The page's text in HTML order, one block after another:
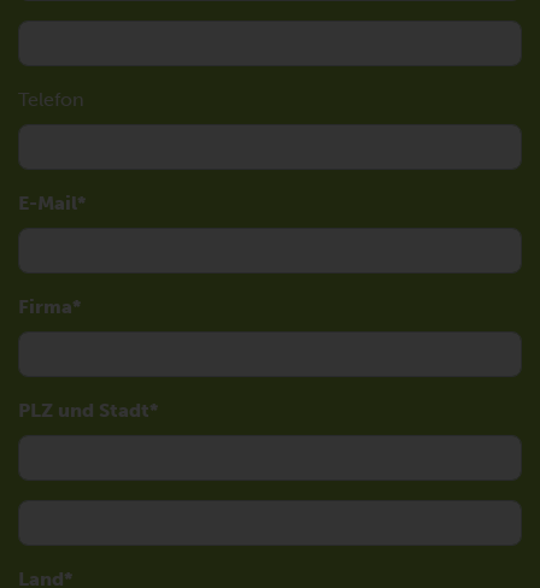
Telefon
E-Mail
Firma
PLZ und Stadt
Land